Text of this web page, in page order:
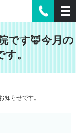
です🦊今月の
。
知らせです。